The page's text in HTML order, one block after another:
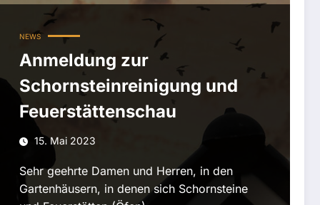
NEWS
Anmeldung zur
Schornsteinreinigung und
Feuerstättenschau
15. Mai 2023
Sehr geehrte Damen und Herren, in den
Gartenhäusern, in denen sich Schornsteine